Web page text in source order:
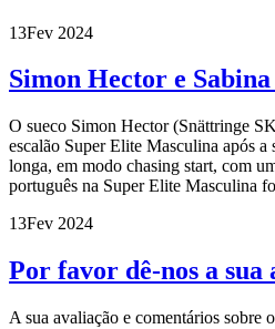
13Fev 2024
Simon Hector e
O sueco Simon Hector (Snättringe
escalão Super Elite Masculina após
longa, em modo chasing start, com
português na Super Elite Masculina
13Fev 2024
Por favor dê-nos a sua
A sua avaliação e comentários